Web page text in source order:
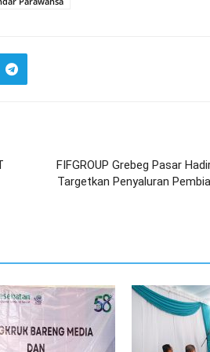
FIFGROUP Grebeg Pasar
Targetkan Penyaluran